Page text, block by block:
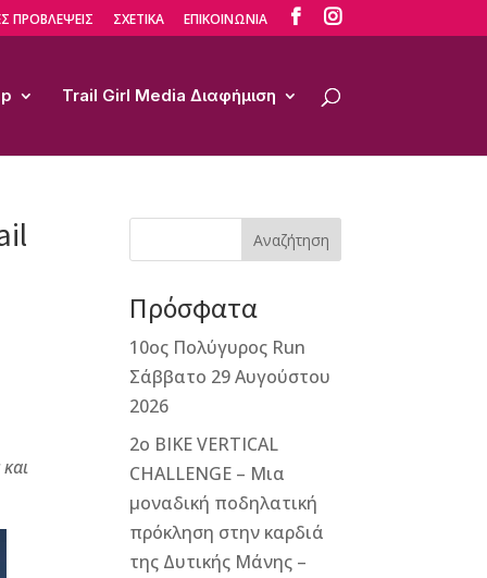
ΠΡΟΒΛΕΨΕΙΣ ΣΧΕΤΙΚΑ ΕΠΙΚΟΙΝΩΝΙΑ  
Trail Girl Media Διαφήμιση
Αναζήτηση
Πρόσφατα
10ος Πολύγυρος Run
Σάββατο 29 Αυγούστου
2026
2ο ΒΙΚΕ VERTICAL
CHALLENGE – Μια
μοναδική ποδηλατική
πρόκληση στην καρδιά
της Δυτικής Μάνης –